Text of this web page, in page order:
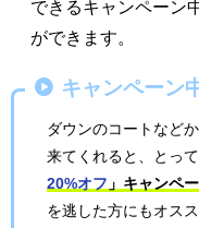
できるキャンペーン
ができます。
キャンペーン
ダウンのコートなど
来てくれると、とっ
20%オフ 」キャンペ
を逃した方にもオスス